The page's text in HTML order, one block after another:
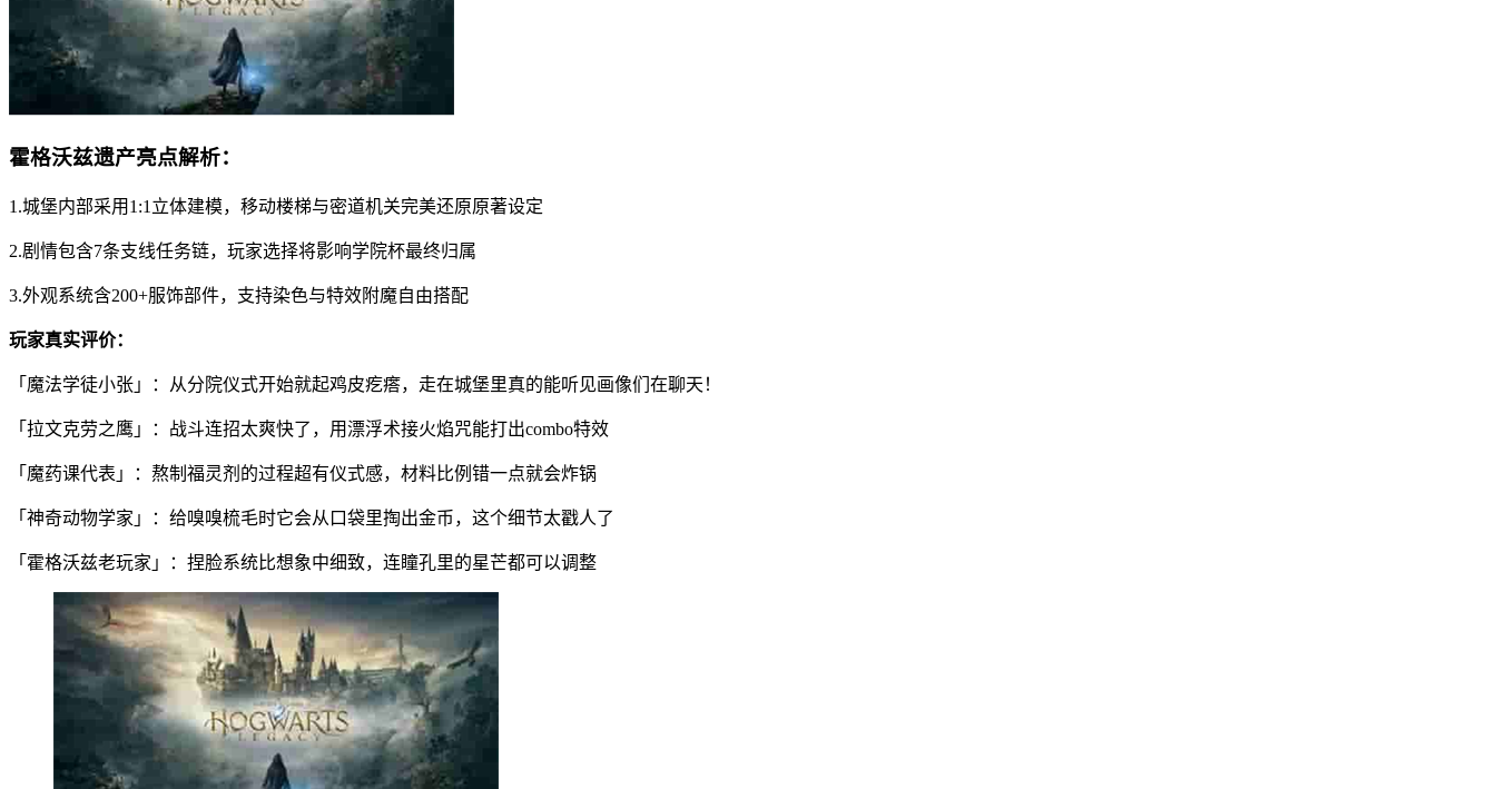
霍格沃兹遗产亮点解析：
1.城堡内部采用1:1立体建模，移动楼梯与密道机关完美还原原著设定
2.剧情包含7条支线任务链，玩家选择将影响学院杯最终归属
3.外观系统含200+服饰部件，支持染色与特效附魔自由搭配
玩家真实评价：
「魔法学徒小张」：从分院仪式开始就起鸡皮疙瘩，走在城堡里真的能听见画像们在聊天！
「拉文克劳之鹰」：战斗连招太爽快了，用漂浮术接火焰咒能打出combo特效
「魔药课代表」：熬制福灵剂的过程超有仪式感，材料比例错一点就会炸锅
「神奇动物学家」：给嗅嗅梳毛时它会从口袋里掏出金币，这个细节太戳人了
「霍格沃兹老玩家」：捏脸系统比想象中细致，连瞳孔里的星芒都可以调整